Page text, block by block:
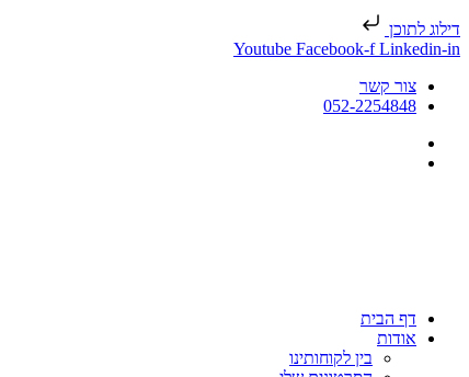
דילוג לתוכן
Youtube Facebook-f Linkedin-in
צור קשר
052-2254848
דף הבית
אודות
בין לקוחותינו